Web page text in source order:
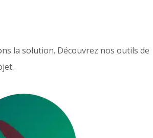
la solution. Découvrez nos outils de